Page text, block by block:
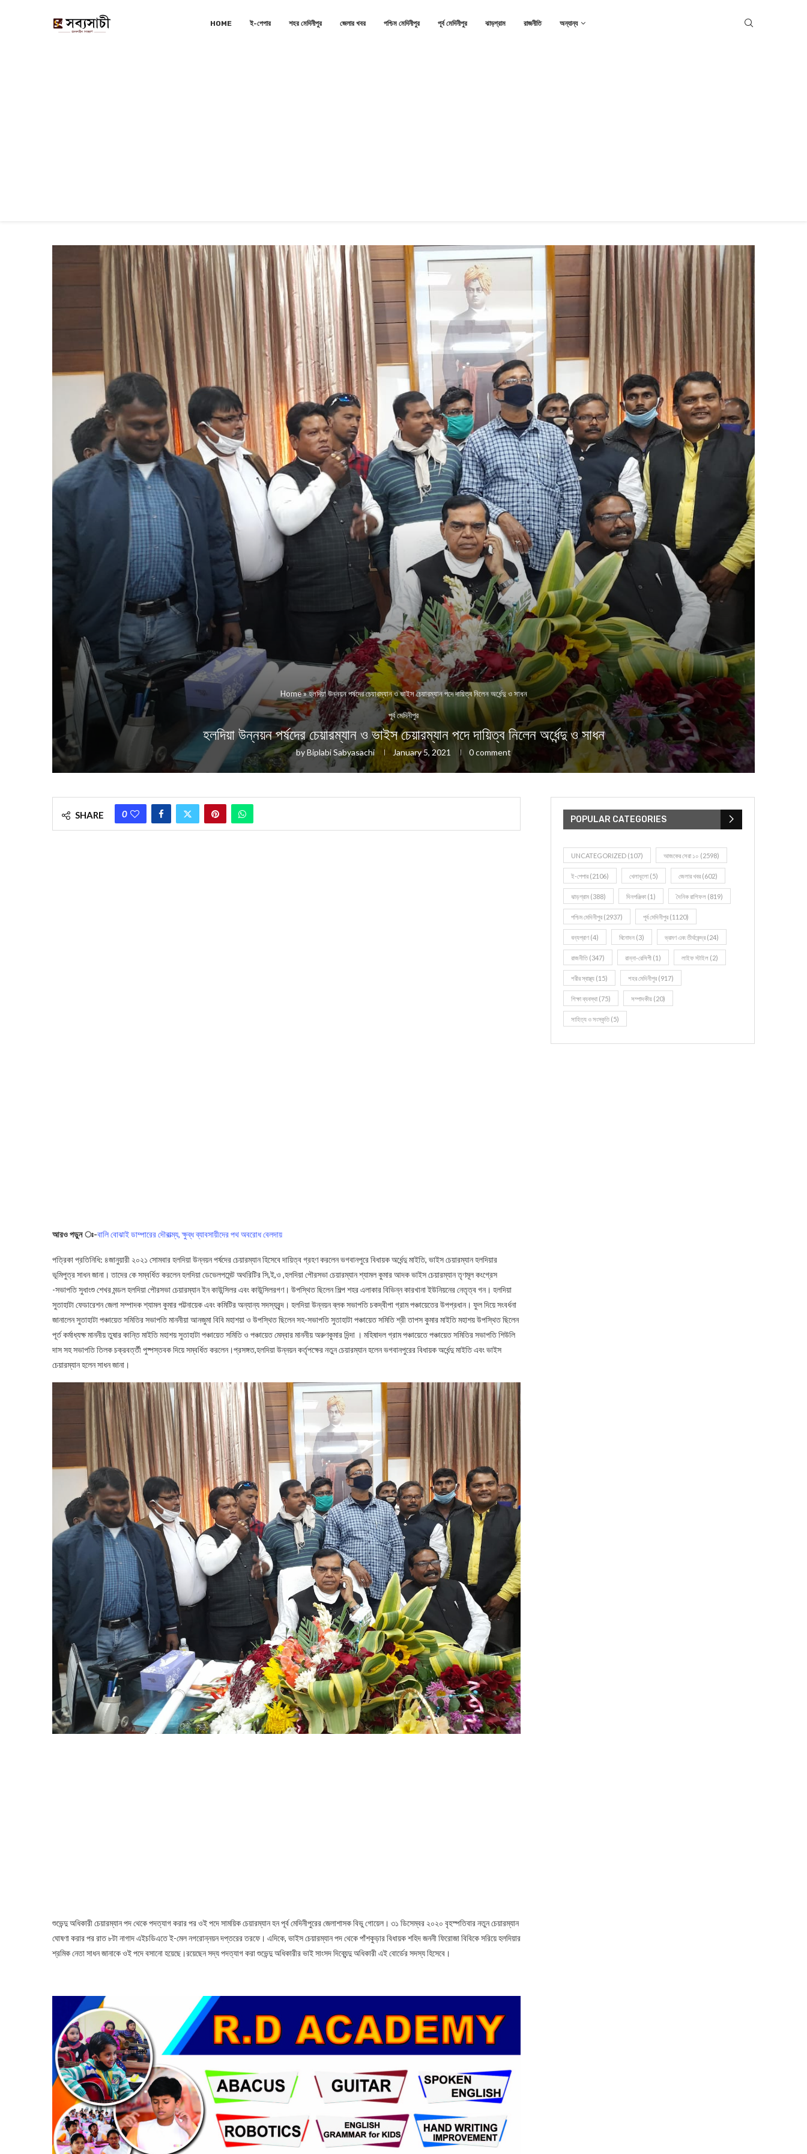
HOME ই-পেপার শহর মেদিনীপুর জেলার খবর পশ্চিম মেদিনীপুর পূর্ব মেদিনীপুর ঝাড়গ্রাম রাজনীতি অন্যান্য
Home»হলদিয়া উন্নয়ন পর্ষদের চেয়ারম্যান ও ভাইস চেয়ারম্যান পদে দায়িত্ব নিলেন অর্ধেন্দু ও সাধন
পূর্ব মেদিনীপুর
হলদিয়া উন্নয়ন পর্ষদের চেয়ারম্যান ও ভাইস চেয়ারম্যান পদে দায়িত্ব নিলেন অর্ধেন্দু ও সাধন
byBiplabi Sabyasachi January 5, 2021 0 comment
SHARE 0
আরও পড়ুন ঃ-বালি বোঝাই ডাম্পারের দৌরাত্ম্য, ক্ষুব্ধ ব্যাবসায়ীদের পথ অবরোধ বেলদায়
পত্রিকা প্রতিনিধি: ৪জানুয়ারী ২০২১ সোমবার হলদিয়া উন্নয়ন পর্ষদের চেয়ারম্যান হিসেবে দায়িত্ব গ্রহণ করলেন ভগবানপুরে বিধায়ক অর্ধেন্দু মাইতি, ভাইস চেয়ারম্যান হলদিয়ার
ভূমিপুত্র সাধন জানা। তাদের কে সম্বর্ধিত করলেন হলদিয়া ডেভেলপমেন্ট অথরিটির সি,ই,ও ,হলদিয়া পৌরসভা চেয়ারম্যান শ্যামল কুমার আদক ভাইস চেয়ারম্যান তৃণমূল কংগ্রেস
-সভাপতি সুধাংশু শেখর মন্ডল হলদিয়া পৌরসভা চেয়ারম্যান ইন কাউন্সিলর এবং কাউন্সিলরগণ। উপস্থিত ছিলেন শিল্প শহর এলাকার বিভিন্ন কারখানা ইউনিয়নের নেতৃত্ব গন। হলদিয়া
সুতাহাটা ফেডারেশন জেলা সম্পাদক শ্যামল কুমার পট্টনায়েক এবং কমিটির অন্যান্য সদস্যবৃন্দ। হলদিয়া উন্নয়ন ব্লক সভাপতি চকদ্বীপা গ্রাম পঞ্চায়েতের উপপ্রধান। ফুল দিয়ে সংবর্ধনা
জানালেন সুতাহাটা পঞ্চায়েত সমিতির সভাপতি মাননীয়া আনজুমা বিবি মহাশয়া ও উপস্থিত ছিলেন সহ-সভাপতি সুতাহাটা পঞ্চায়েত সমিতি শ্রী তাপস কুমার মাইতি মহাশয় উপস্থিত ছিলেন
পূর্ত কর্মাধ্যক্ষ মাননীয় তুষার কান্তি মাইতি মহাশয় সুতাহাটা পঞ্চায়েত সমিতি ও পঞ্চায়েত মেম্বার মাননীয় অরুণকুমার দিন্দা । মহিষাদল গ্রাম পঞ্চায়েতে পঞ্চায়েত সমিতির সভাপতি শিউলি
দাস সহ সভাপতি তিলক চক্রবর্ত্তী পুষ্পস্তবক দিয়ে সম্বর্ধিত করলেন।প্রসঙ্গত,হলদিয়া উন্নয়ন কর্তৃপক্ষের নতুন চেয়ারম্যান হলেন ভগবানপুরের বিধায়ক অর্ধেন্দু মাইতি এবং ভাইস
চেয়ারম্যান হলেন সাধন জানা।
শুভেন্দু অধিকারী চেয়ারম্যান পদ থেকে পদত্যাগ করার পর ওই পদে সাময়িক চেয়ারম্যান হন পূর্ব মেদিনীপুরের জেলাশাসক বিভু গোয়েল। ৩১ ডিসেম্বর ২০২০ বৃহস্পতিবার নতুন চেয়ারম্যান
ঘোষণা করার পর রাত ৮টা নাগাদ এইচডিএতে ই-মেল নগরোন্নয়ন দপ্তরের তরফে। এদিকে, ভাইস চেয়ারম্যান পদ থেকে পাঁশকুড়ার বিধায়ক শহিদ জননী ফিরোজা বিবিকে সরিয়ে হলদিয়ার
শ্রমিক নেতা সাধন জানাকে ওই পদে বসানো হয়েছে।রয়েছেন সদ্য পদত্যাগ করা শুভেন্দু অধিকারীর ভাই সাংসদ দিব্যেন্দু অধিকারী এই বোর্ডের সদস্য হিসেবে।
POPULAR CATEGORIES
UNCATEGORIZED (107) আজকের সেরা ১০ (2598)
ই-পেপার (2106) খেলাধূলো (5) জেলার খবর (602)
ঝাড়গ্রাম (388) দিনপঞ্জিকা (1) দৈনিক রাশিফল (819)
পশ্চিম মেদিনীপুর (2937) পূর্ব মেদিনীপুর (1120)
বন্যপ্রাণ (4) বিনোদন (3) ভ্রমণ এবং তীর্থকেন্দ্র (24)
রাজনীতি(347) রান্না-রেসিপী (1) লাইফ স্টাইল (2)
শরীর স্বাস্থ্য (15) শহর মেদিনীপুর (917)
শিক্ষা ব্যবস্থা (75) সম্পাদকীয় (20)
সাহিত্য ও সংস্কৃতি(5)